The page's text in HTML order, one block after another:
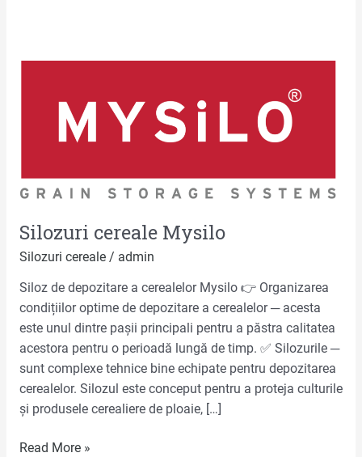
Silozuri cereale Mysilo
Silozuri cereale/ admin
Siloz de depozitare a cerealelor Mysilo 👉 Organizarea
condițiilor optime de depozitare a cerealelor ─ acesta
este unul dintre pașii principali pentru a păstra calitatea
acestora pentru o perioadă lungă de timp. ✅ Silozurile ─
sunt complexe tehnice bine echipate pentru depozitarea
cerealelor. Silozul este conceput pentru a proteja culturile
și produsele cerealiere de ploaie, […]
Read More »